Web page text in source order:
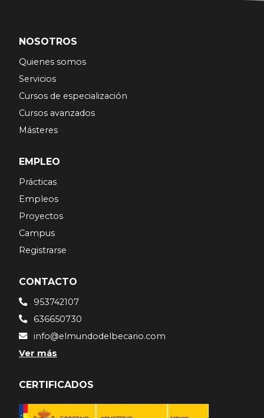
NOSOTROS
Quienes somos
Servicios
Cursos de especialización
Cursos avanzados
Másteres
EMPLEO
Prácticas
Empleos
Proyectos
Campus
Registrarse
CONTACTO
953742107
636650730
info@elmundodelbecario.com
Ver más
CERTIFICADOS